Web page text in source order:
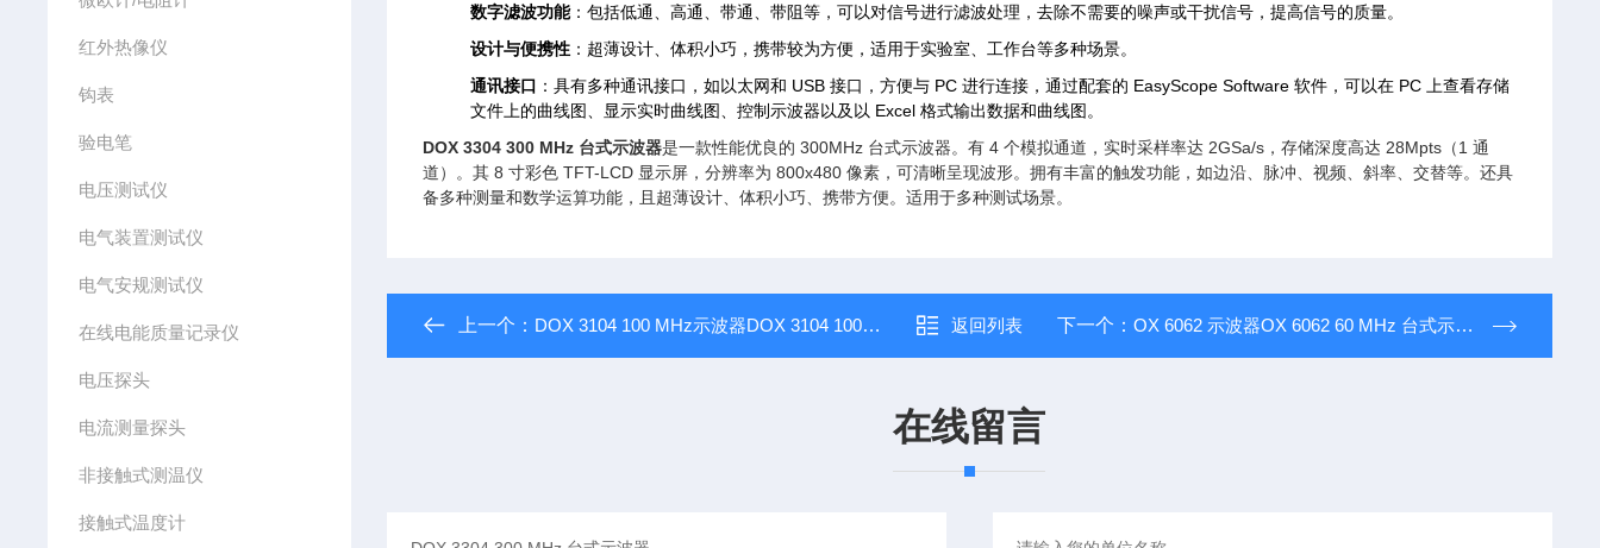
红外热像仪
钩表
验电笔
电压测试仪
电气装置测试仪
电气安规测试仪
在线电能质量记录仪
电压探头
电流测量探头
非接触式测温仪
接触式温度计
数字滤波功能：包括低通、高通、带通、带阻等，可以对信号进行滤波处理，去除不需要的噪声或干扰信号，提高信号的质量。
设计与便携性 ：超薄设计、体积小巧，携带较为方便，适用于实验室、工作台等多种场景。
通讯接口 ：具有多种通讯接口，如以太网和 USB 接口，方便与 PC 进行连接，通过配套的 EasyScope Software 软件，可以在 PC 上查看存储
文件上的曲线图、显示实时曲线图、控制示波器以及以 Excel 格式输出数据和曲线图。
DOX 3304 300 MHz 台式示波器是一款性能优良的 300MHz 台式示波器。有 4 个模拟通道，实时采样率达 2GSa/s，存储深度高达 28Mpts（1 通
道）。其 8 寸彩色 TFT-LCD 显示屏，分辨率为 800x480 像素，可清晰呈现波形。拥有丰富的触发功能，如边沿、脉冲、视频、斜率、交替等。还具
备多种测量和数学运算功能，且超薄设计、体积小巧、携带方便。适用于多种测试场景。
上一个： DOX 3104 100 MHz示波器DOX 3104 100 MHz 台式示波器 返回列表 下一个： OX 6062 示波器OX 6062 60 MHz 台式示波器
在线留言